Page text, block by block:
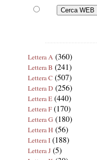
Lettera A (360)
Lettera B (241)
Lettera C (507)
Lettera D (256)
Lettera E (440)
Lettera F(170)
Lettera G (180)
Lettera H (56)
Lettera I (188)
Lettera J (5)